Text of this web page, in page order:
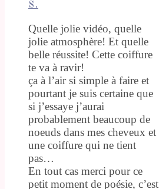
S.
Quelle jolie vidéo, quelle
jolie atmosphère! Et quelle
belle réussite! Cette coiffure
te va à ravir!
ça à l’air si simple à faire et
pourtant je suis certaine que
si j’essaye j’aurai
probablement beaucoup de
noeuds dans mes cheveux et
une coiffure qui ne tient
pas…
En tout cas merci pour ce
petit moment de poésie, c’est